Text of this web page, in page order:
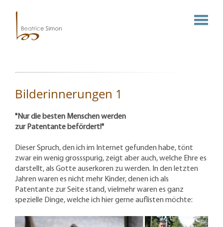
Bilderinnerungen 1
"Nur die besten Menschen werden
zur Patentante befördert!"
Dieser Spruch, den ich im Internet gefunden habe, tönt
zwar ein wenig grossspurig, zeigt aber auch, welche Ehre es
darstellt, als Gotte auserkoren zu werden. In den letzten
Jahren waren es nicht mehr Kinder, denen ich als
Patentante zur Seite stand, vielmehr waren es ganz
spezielle Dinge, welche ich hier gerne auflisten möchte: